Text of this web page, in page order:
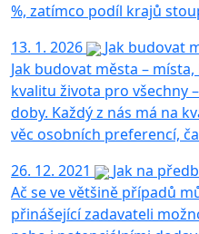
%, zatímco podíl krajů
13. 1. 2026
Jak budovat
Jak budovat města –
kvalitu života pro všechny
doby. Každý z nás má na
věc osobních preferencí,
26. 12. 2021
Jak na
Ač se ve většině případů
přinášející zadavateli